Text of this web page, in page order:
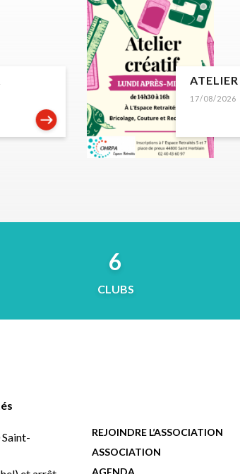
17/08/2026
6
CLUBS
REJOINDRE L’ASSOCIATION
ASSOCIATION
AGENDA